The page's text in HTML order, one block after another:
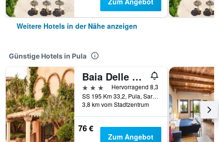
Weitere Hotels in der Nähe anzeigen
Günstige Hotels in Pula
Baia Delle Palme Beach
3 Sterne
Hervorragend 8,3
SS 195 Km 33,2, Pula, Sardinien, Italien
3,8 km vom Stadtzentrum
76 €
Zum Angebot